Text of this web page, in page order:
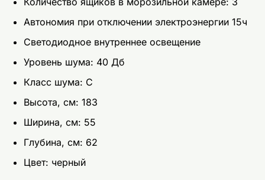
Автономия при отключении электроэнергии 15ч
Светодиодное внутреннее освещение
Уровень шума: 40 Дб
Класс шума: C
Высота, см: 183
Ширина, см: 55
Глубина, см: 62
Цвет: чeрный